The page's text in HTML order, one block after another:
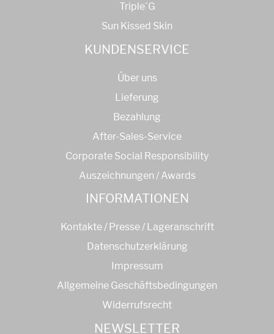
Triple´G
Sun Kissed Skin
KUNDENSERVICE
Über uns
Lieferung
Bezahlung
After-Sales-Service
Corporate Social Responsibility
Auszeichnungen / Awards
INFORMATIONEN
Kontakte / Presse / Lageranschrift
Datenschutzerklärung
Impressum
Allgemeine Geschäftsbedingungen
Widerrufsrecht
NEWSLETTER